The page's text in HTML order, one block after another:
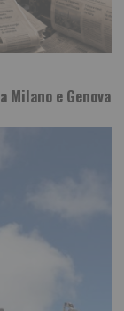
e Genova